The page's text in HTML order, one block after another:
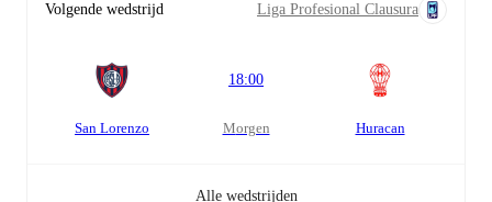
Volgende wedstrijd Liga Profesional Clausura
San Lorenzo
18:00
morgen Huracan
Alle wedstrijden